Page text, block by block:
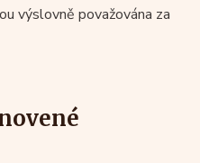
výslovně považována za